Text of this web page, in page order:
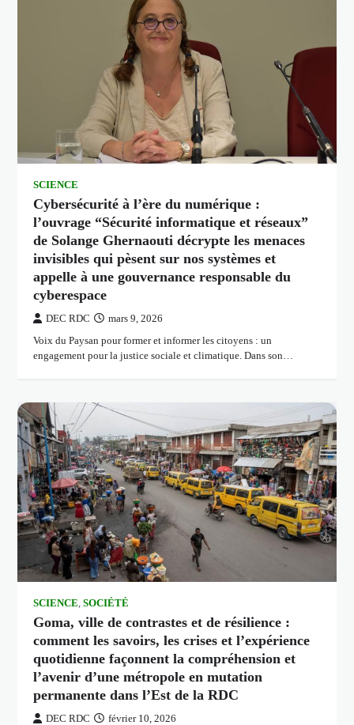
SCIENCE
Cybersécurité à l’ère du numérique :
l’ouvrage “Sécurité informatique et réseaux”
de Solange Ghernaouti décrypte les menaces
invisibles qui pèsent sur nos systèmes et
appelle à une gouvernance responsable du
cyberespace
DEC RDC mars 9, 2026
Voix du Paysan pour former et informer les citoyens : un
engagement pour la justice sociale et climatique. Dans son…
SCIENCE ,SOCIÉTÉ
Goma, ville de contrastes et de résilience :
comment les savoirs, les crises et l’expérience
quotidienne façonnent la compréhension et
l’avenir d’une métropole en mutation
permanente dans l’Est de la RDC
DEC RDC février 10, 2026